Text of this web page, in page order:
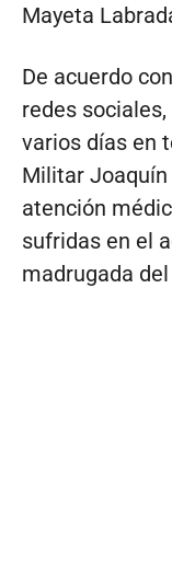
Mayeta
De acuerdo
redes
varios días en
Militar Joaquín
atención
sufridas en el
madrugada